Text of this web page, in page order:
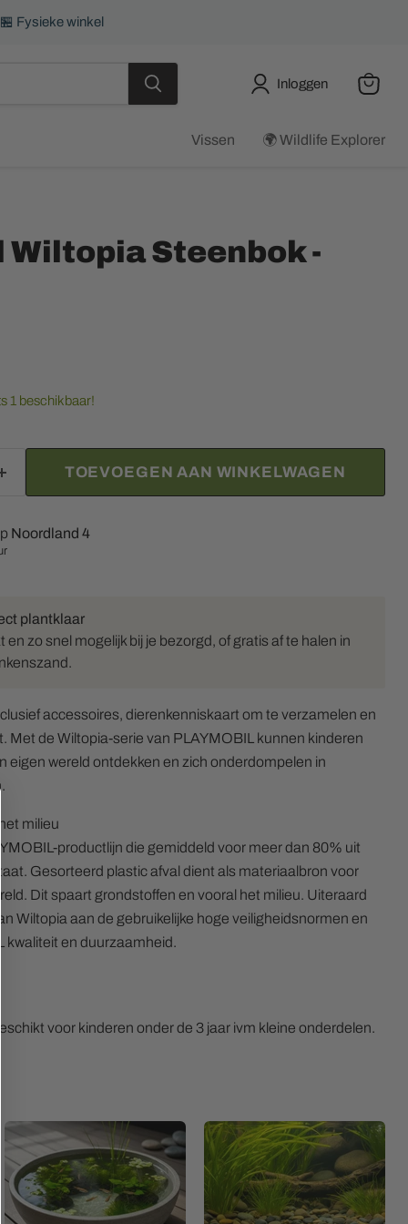
Fysieke winkel
Inloggen
Vissen 🌍 Wildlife Explorer
Wiltopia Steenbok -
1 beschikbaar!
TOEVOEGEN AAN WINKELWAGEN
Noordland 4
plantklaar
en zo snel mogelijk bij je bezorgd, of gratis af te halen in
accessoires, dierenkenniskaart om te verzamelen en
Met de Wiltopia-serie van PLAYMOBIL kunnen kinderen
eigen wereld ontdekken en zich onderdompelen in
milieu
productlijn die gemiddeld voor meer dan 80% uit
Gesorteerd plastic afval dient als materiaalbron voor
Dit spaart grondstoffen en vooral het milieu. Uiteraard
Wiltopia aan de gebruikelijke hoge veiligheidsnormen en
kwaliteit en duurzaamheid.
voor kinderen onder de 3 jaar ivm kleine onderdelen.